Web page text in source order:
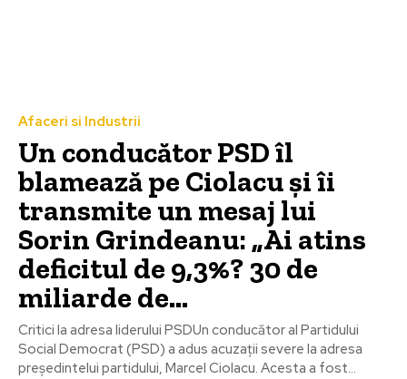
Afaceri si Industrii
Un conducător PSD îl
blamează pe Ciolacu și îi
transmite un mesaj lui
Sorin Grindeanu: „Ai atins
deficitul de 9,3%? 30 de
miliarde de...
Critici la adresa liderului PSDUn conducător al Partidului
Social Democrat (PSD) a adus acuzații severe la adresa
președintelui partidului, Marcel Ciolacu. Acesta a fost...